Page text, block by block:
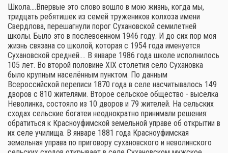
Школа.…Впервые это слово вошло в мою жизнь, когда мы,
тридцать ребятишек из семей тружеников колхоза имени
Свердлова, перешагнули порог Сухановской семилетней
школы. Было это в послевоенном 1946 году. И до сих пор моя
жизнь связана со школой, которая с 1954 года именуется
Сухановской средней.… В январе 1986 года школе исполнилось
105 лет. Во второй половине XIX столетия село Сухановка
было крупным населённым пунктом. По данным
Всероссийской переписи 1870 года в селе насчитывалось 149
дворов с 810 жителями. Второе сельское общество - выселка
Неволинка, состояло из 10 дворов и 79 жителей. На сельских
сходах сельские богатеи неоднократно принимали решения:
обратиться к Красноуфимской земельной управе об открытии в
их селе училища. В январе 1881 года Красноуфимская
земельная управа по приговору сухановского и неволинского